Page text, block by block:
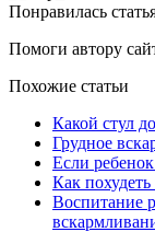
Понравилась
Помоги автору
Похожие статьи
Какой стул
Грудное
Если ребенок
Как
Воспитание